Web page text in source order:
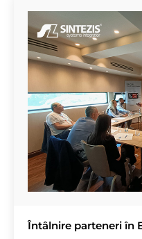
Întâlnire parteneri în